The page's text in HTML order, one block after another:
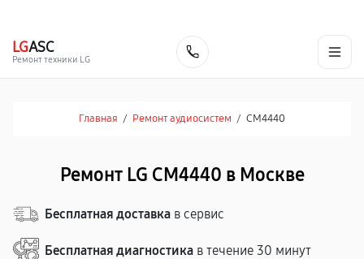
LGASC
Ремонт техники LG
Главная / Ремонт аудиосистем / CM4440
Ремонт LG CM4440 в Москве
Бесплатная доставка в сервис
Бесплатная диагностика в течение 30 минут